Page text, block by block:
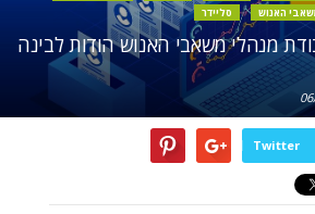
האנוש סליידר
מנהלי משאבי האנוש הודות לבינה
Twitter